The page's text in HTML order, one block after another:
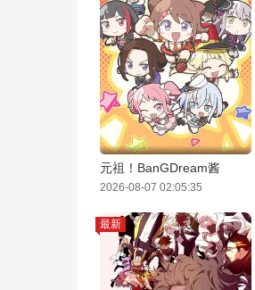
元祖！BanGDream酱
2026-08-07 02:05:35
最新